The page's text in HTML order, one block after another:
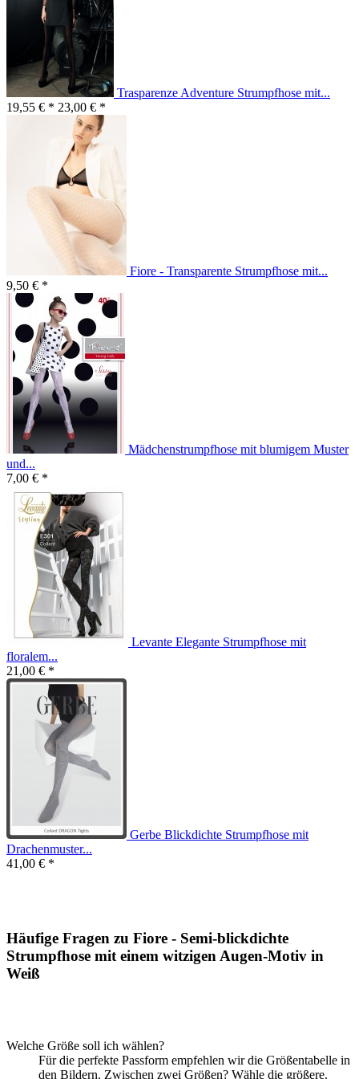
Trasparenze Adventure Strumpfhose mit...
19,55 € * 23,00 € *
Fiore - Transparente Strumpfhose mit...
9,50 € *
Mädchenstrumpfhose mit blumigem Muster
und...
7,00 € *
Levante Elegante Strumpfhose mit
floralem...
21,00 € *
Gerbe Blickdichte Strumpfhose mit
Drachenmuster...
41,00 € *
Häufige Fragen zu Fiore - Semi-blickdichte
Strumpfhose mit einem witzigen Augen-Motiv in
Weiß
Welche Größe soll ich wählen?
Für die perfekte Passform empfehlen wir die Größentabelle in
den Bildern. Zwischen zwei Größen? Wähle die größere.